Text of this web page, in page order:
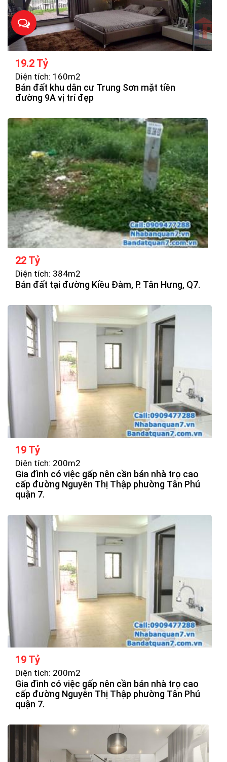
19.2 Tỷ
Diện tích: 160m2
Bán đất khu dân cư Trung Sơn mặt tiền
đường 9A vị trí đẹp
22 Tỷ
Diện tích: 384m2
Bán đất tại đường Kiều Đàm, P. Tân Hưng, Q7.
19 Tỷ
Diện tích: 200m2
Gia đình có việc gấp nên cần bán nhà trọ cao
cấp đường Nguyễn Thị Thập phường Tân Phú
quận 7.
19 Tỷ
Diện tích: 200m2
Gia đình có việc gấp nên cần bán nhà trọ cao
cấp đường Nguyễn Thị Thập phường Tân Phú
quận 7.